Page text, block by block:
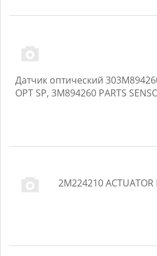
Датчик оптический
OPT SP, 3M894260 PARTS
2M224210 ACTUATOR